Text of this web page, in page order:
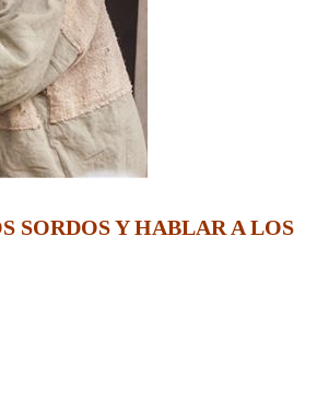
SORDOS Y HABLAR A LOS